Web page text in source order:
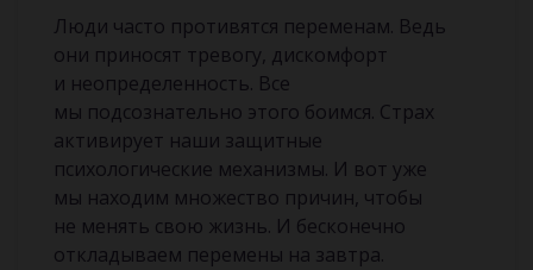
Люди часто противятся переменам. Ведь
они приносят тревогу, дискомфорт
и неопределенность. Все
мы подсознательно этого боимся. Страх
активирует наши защитные
психологические механизмы. И вот уже
мы находим множество причин, чтобы
не менять свою жизнь. И бесконечно
откладываем перемены на завтра.